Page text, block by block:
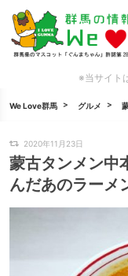
※当サイト
We Love群馬 グルメ
2020年11月23日
蒙古タンメン中
んだあのラーメ